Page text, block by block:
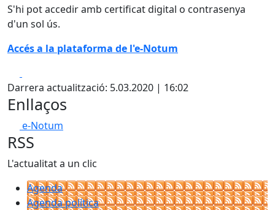
S'hi pot accedir amb certificat digital o contrasenya
d'un sol ús.
Accés a la plataforma de l'e-Notum
Darrera actualització: 5.03.2020 | 16:02
Enllaços
e-Notum
RSS
L'actualitat a un clic
Agenda
Agenda política